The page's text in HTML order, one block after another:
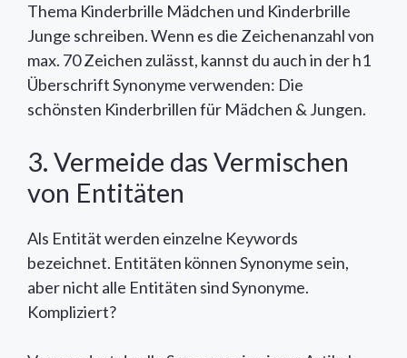
Thema Kinderbrille Mädchen und Kinderbrille
Junge schreiben. Wenn es die Zeichenanzahl von
max. 70 Zeichen zulässt, kannst du auch in der h1
Überschrift Synonyme verwenden: Die
schönsten Kinderbrillen für Mädchen & Jungen.
3. Vermeide das Vermischen
von Entitäten
Als Entität werden einzelne Keywords
bezeichnet. Entitäten können Synonyme sein,
aber nicht alle Entitäten sind Synonyme.
Kompliziert?